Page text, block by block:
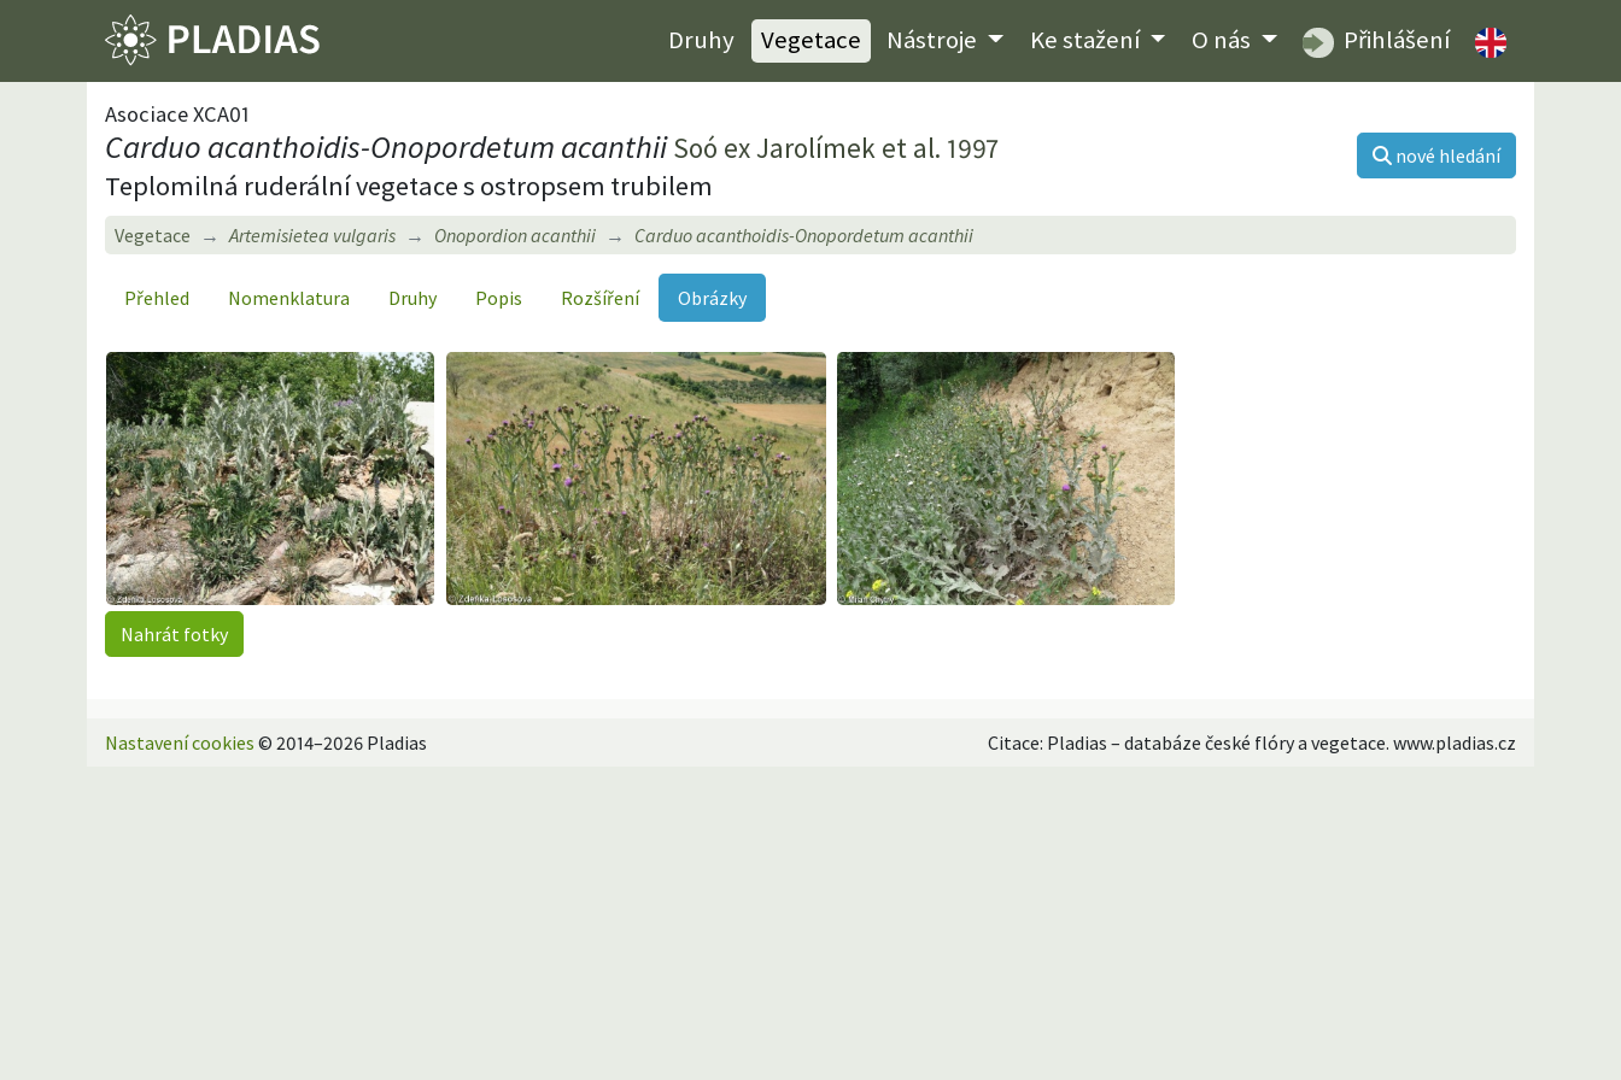
Druhy Vegetace Nástroje Ke stažení O nás Přihlášení
Asociace XCA01
Carduo acanthoidis-Onopordetum acanthii Soó ex Jarolímek et al. 1997
Teplomilná ruderální vegetace s ostropsem trubilem
nové hledání
Vegetace Artemisietea vulgaris Onopordion acanthii Carduo acanthoidis-Onopordetum acanthii
Přehled Nomenklatura Druhy Popis Rozšíření Obrázky
Nahrát fotky
Nastavení cookies © 2014–2026 Pladias Citace: Pladias – databáze české flóry a vegetace. www.pladias.cz